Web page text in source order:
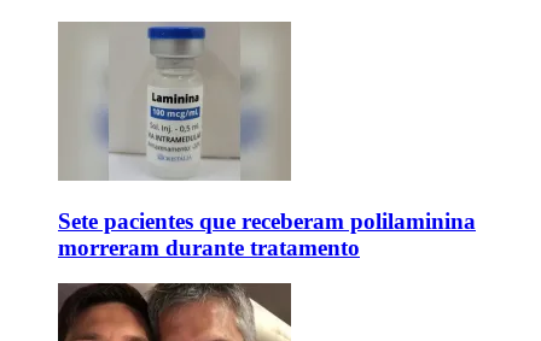
Sete pacientes que receberam polilaminina
morreram durante tratamento